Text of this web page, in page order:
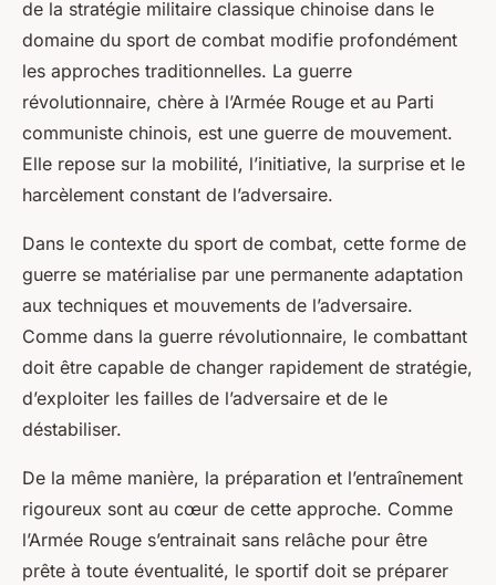
de la stratégie militaire classique chinoise dans le
domaine du sport de combat modifie profondément
les approches traditionnelles. La guerre
révolutionnaire, chère à l’Armée Rouge et au Parti
communiste chinois, est une guerre de mouvement.
Elle repose sur la mobilité, l’initiative, la surprise et le
harcèlement constant de l’adversaire.
Dans le contexte du sport de combat, cette forme de
guerre se matérialise par une permanente adaptation
aux techniques et mouvements de l’adversaire.
Comme dans la guerre révolutionnaire, le combattant
doit être capable de changer rapidement de stratégie,
d’exploiter les failles de l’adversaire et de le
déstabiliser.
De la même manière, la préparation et l’entraînement
rigoureux sont au cœur de cette approche. Comme
l’Armée Rouge s’entrainait sans relâche pour être
prête à toute éventualité, le sportif doit se préparer